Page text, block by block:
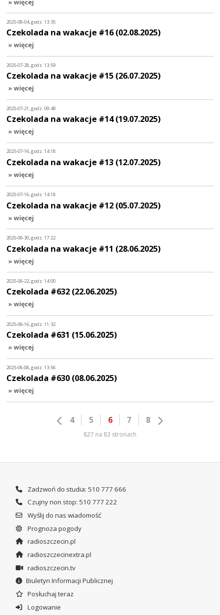
2025-08-04, godz. 13:35
Czekolada na wakacje #16 (02.08.2025)
» więcej
2025-07-28, godz. 13:59
Czekolada na wakacje #15 (26.07.2025)
» więcej
2025-07-21, godz. 09:49
Czekolada na wakacje #14 (19.07.2025)
» więcej
2025-07-16, godz. 14:18
Czekolada na wakacje #13 (12.07.2025)
» więcej
2025-07-16, godz. 14:18
Czekolada na wakacje #12 (05.07.2025)
» więcej
2025-06-30, godz. 17:22
Czekolada na wakacje #11 (28.06.2025)
» więcej
2025-06-22, godz. 14:00
Czekolada #632 (22.06.2025)
» więcej
2025-06-16, godz. 11:32
Czekolada #631 (15.06.2025)
» więcej
2025-06-08, godz. 13:56
Czekolada #630 (08.06.2025)
» więcej
4 5 6 7 8
827 na 83 stronach
Zadzwoń do studia: 510 777 666
Czujny non stop: 510 777 222
Wyślij do nas wiadomość
Prognoza pogody
radioszczecin.pl
radioszczecinextra.pl
radioszczecin.tv
Biuletyn Informacji Publicznej
Posłuchaj teraz
Logowanie